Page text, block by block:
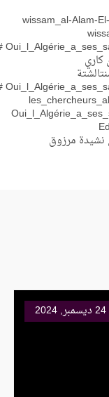
wissam_al-Alam-
كاري
مرزوق
24 ديسمبر, 2024